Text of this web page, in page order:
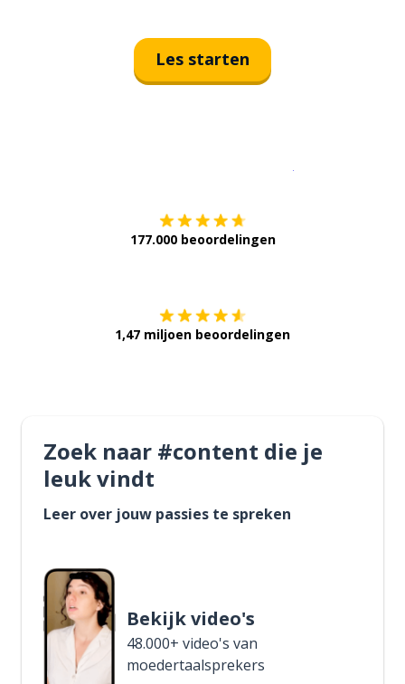
Les starten
177.000 beoordelingen
1,47 miljoen beoordelingen
Zoek naar #content die je
leuk vindt
Leer over jouw passies te spreken
Bekijk video's
48.000+ video's van
moedertaalsprekers